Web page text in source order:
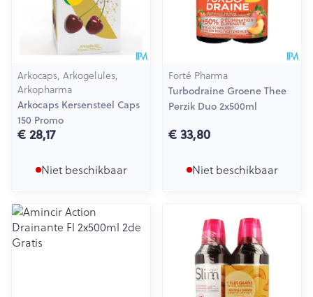
Arkocaps, Arkogelules,
Arkopharma
Arkocaps Kersensteel Caps
150 Promo
€ 28,17
Niet beschikbaar
Forté Pharma
Turbodraine Groene Thee
Perzik Duo 2x500ml
€ 33,80
Niet beschikbaar